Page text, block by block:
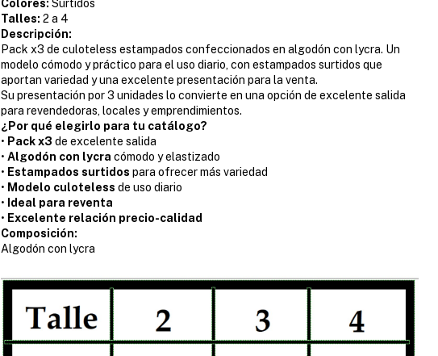
Colores: Surtidos
Talles: 2 a 4
Descripción:
Pack x3 de culoteless estampados confeccionados en algodón con lycra. Un
modelo cómodo y práctico para el uso diario, con estampados surtidos que
aportan variedad y una excelente presentación para la venta.
Su presentación por 3 unidades lo convierte en una opción de excelente salida
para revendedoras, locales y emprendimientos.
¿Por qué elegirlo para tu catálogo?
• Pack x3 de excelente salida
• Algodón con lycra cómodo y elastizado
• Estampados surtidos para ofrecer más variedad
• Modelo culoteless de uso diario
• Ideal para reventa
• Excelente relación precio-calidad
Composición:
Algodón con lycra